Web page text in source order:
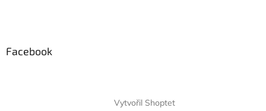
Facebook
Vytvořil Shoptet